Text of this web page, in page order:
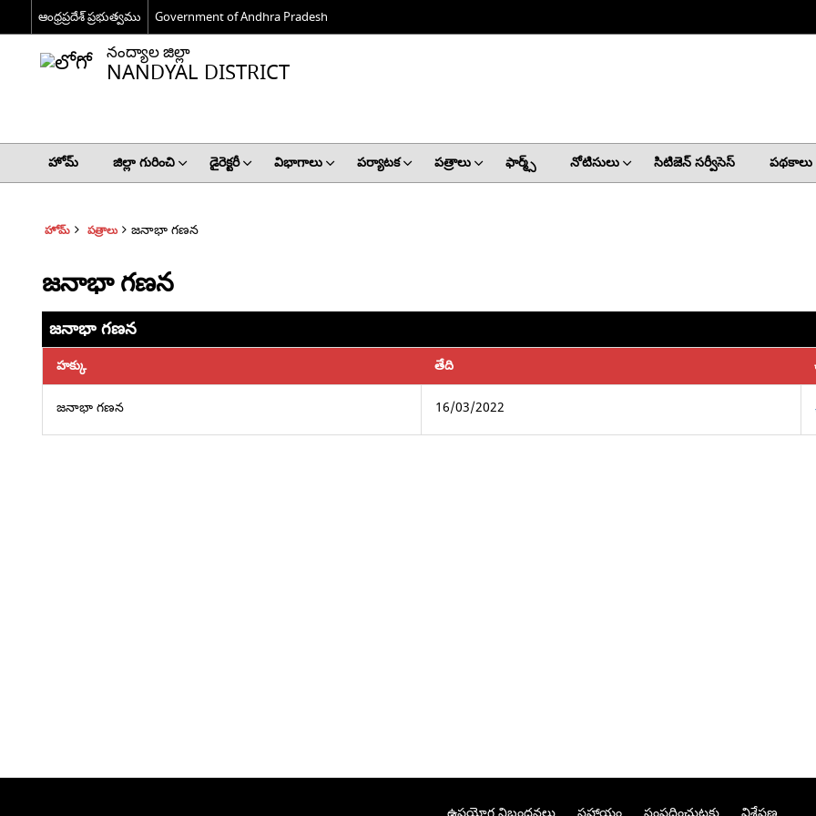
ఆంధ్రప్రదేశ్ ప్రభుత్వము Government of Andhra Pradesh
నంద్యాల జిల్లా
NANDYAL DISTRICT
హోమ్ జిల్లా గురించి డైరెక్టరీ విభాగాలు పర్యాటక పత్రాలు ఫార్మ్స్ నోటిసులు సిటిజెన్ సర్వీసెస్ పథకాలు
హోమ్ పత్రాలు జనాభా గణన
జనాభా గణన
జనాభా గణన
హక్కు తేది
జనాభా గణన 16/03/2022